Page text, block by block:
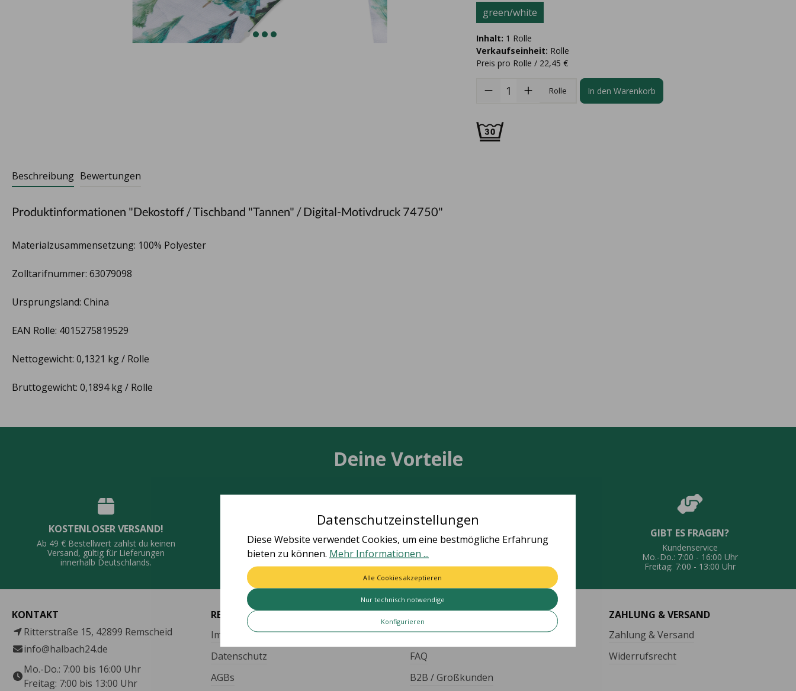
green/white
Inhalt: 1 Rolle
Verkaufseinheit: Rolle
Preis pro Rolle / 22,45 €
Rolle In den Warenkorb
Beschreibung Bewertungen
Produktinformationen "Dekostoff / Tischband "Tannen" / Digital-Motivdruck 74750"
Materialzusammensetzung: 100% Polyester
Zolltarifnummer: 63079098
Ursprungsland: China
EAN Rolle: 4015275819529
Nettogewicht: 0,1321 kg / Rolle
Bruttogewicht: 0,1894 kg / Rolle
Deine Vorteile
KOSTENLOSER VERSAND!
Ab 49 € Bestellwert zahlst du keinen
Versand, gültig für Lieferungen
innerhalb Deutschlands.
QUALITÄT MADE IN GERMANY
Viele Artikel vollständig in
Deutschland hergestellt.
SCHNELLE LIEFERUNG GIBT ES FRAGEN?
Kundenservice
Mo.-Do.: 7:00 - 16:00 Uhr
Freitag: 7:00 - 13:00 Uhr
KONTAKT
Ritterstraße 15, 42899 Remscheid
info@halbach24.de
Mo.-Do.: 7:00 bis 16:00 Uhr
Freitag: 7:00 bis 13:00 Uhr
RECHTLICHES
Impressum
Datenschutz
AGBs
HILFE & KONTAKT
Kontakt
FAQ
B2B / Großkunden
ZAHLUNG & VERSAND
Zahlung & Versand
Widerrufsrecht
Datenschutzeinstellungen
Diese Website verwendet Cookies, um eine bestmögliche Erfahrung
bieten zu können. Mehr Informationen ...
Nur technisch notwendige
Konfigurieren
Alle Cookies akzeptieren